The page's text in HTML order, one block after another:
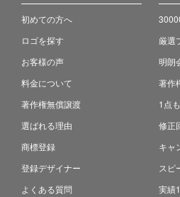
初めての方へ
ロゴを探す
お客様の声
料金について
著作権無償譲渡
選ばれる理由
商標登録
登録デザイナー
よくある質問
厳選
明朗
著作
1点
修正
キャ
スピ
実績